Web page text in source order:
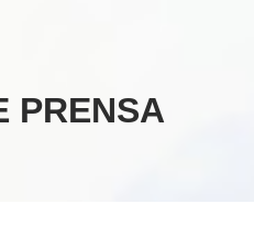
PRENSA